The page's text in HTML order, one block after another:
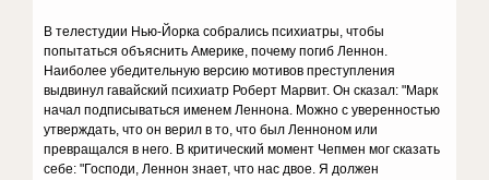
В телестудии Нью-Йорка собрались психиатры, чтобы
попытаться объяснить Америке, почему погиб Леннон.
Наиболее убедительную версию мотивов преступления
выдвинул гавайский психиатр Роберт Марвит. Он сказал: "Марк
начал подписываться именем Леннона. Можно с уверенностью
утверждать, что он верил в то, что был Ленноном или
превращался в него. В критический момент Чепмен мог сказать
себе: "Господи, Леннон знает, что нас двое. Я должен